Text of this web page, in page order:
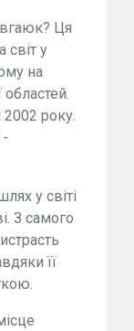
Ця
світ у
на
2002 року.
-
у світі
З самого
її